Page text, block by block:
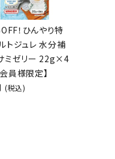
！ひんやり特
トジュレ 水分補
ミゼリー 22g×4
員様限定】
(税込)